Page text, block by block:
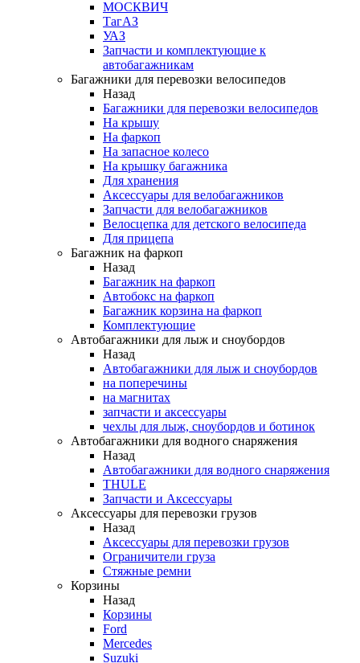
МОСКВИЧ
ТагАЗ
УАЗ
Запчасти и комплектующие к
автобагажникам
Багажники для перевозки велосипедов
Назад
Багажники для перевозки велосипедов
На крышу
На фаркоп
На запасное колесо
На крышку багажника
Для хранения
Аксессуары для велобагажников
Запчасти для велобагажников
Велосцепка для детского велосипеда
Для прицепа
Багажник на фаркоп
Назад
Багажник на фаркоп
Автобокс на фаркоп
Багажник корзина на фаркоп
Комплектующие
Автобагажники для лыж и сноубордов
Назад
Автобагажники для лыж и сноубордов
на поперечины
на магнитах
запчасти и аксессуары
чехлы для лыж, сноубордов и ботинок
Автобагажники для водного снаряжения
Назад
Автобагажники для водного снаряжения
THULE
Запчасти и Аксессуары
Аксессуары для перевозки грузов
Назад
Аксессуары для перевозки грузов
Ограничители груза
Стяжные ремни
Корзины
Назад
Корзины
Ford
Mercedes
Suzuki